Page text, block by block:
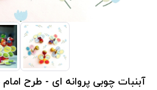
آبنبات چوبی پروانه ای - طرح